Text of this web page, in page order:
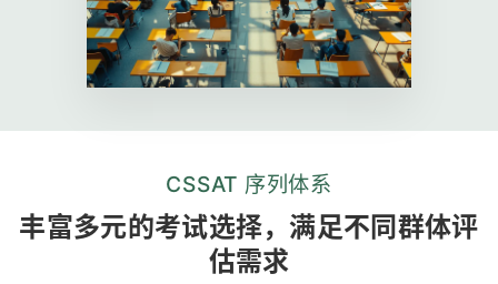
CSSAT 序列体系
丰富多元的考试选择，满足不同群体评
估需求